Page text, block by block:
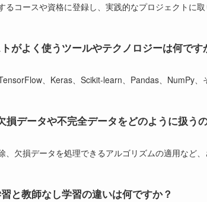
コースや資格に登録し、実践的なプロジェクトに
がよく使うツールやテクノロジーは何です
、Keras、Scikit-learn、Pandas、NumPy
損データや不完全データをどのように扱う
欠損データを処理できるアルゴリズムの適用など
と教師なし学習の違いは何ですか？